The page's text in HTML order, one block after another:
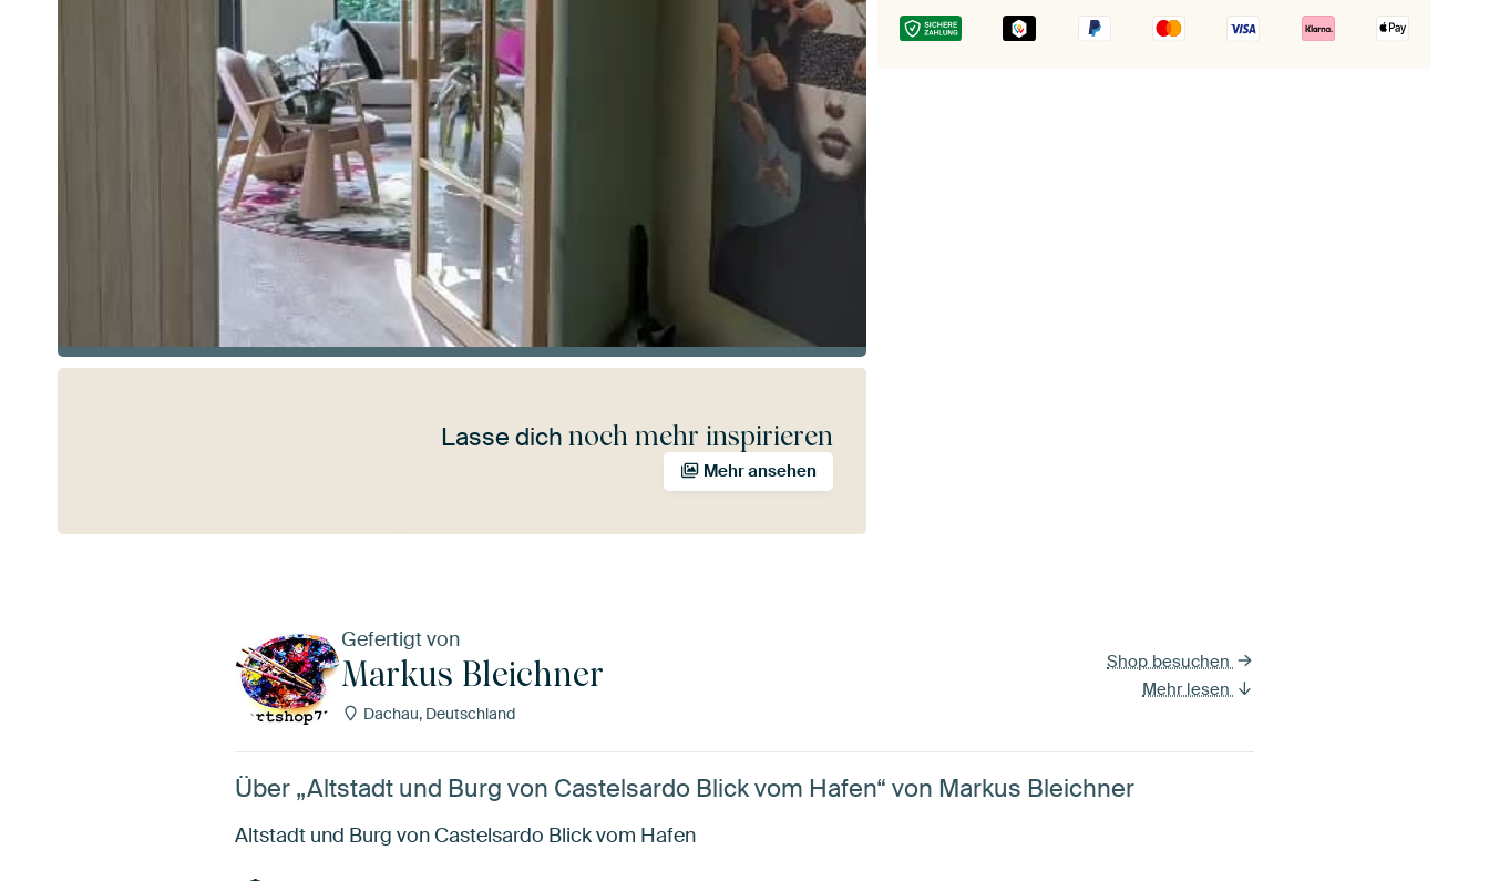
Lasse dich noch mehr inspirieren
Mehr ansehen
Gefertigt von
Markus Bleichner
Dachau, Deutschland
Shop besuchen
Mehr lesen
Über „Altstadt und Burg von Castelsardo Blick vom Hafen“ von Markus Bleichner
Altstadt und Burg von Castelsardo Blick vom Hafen